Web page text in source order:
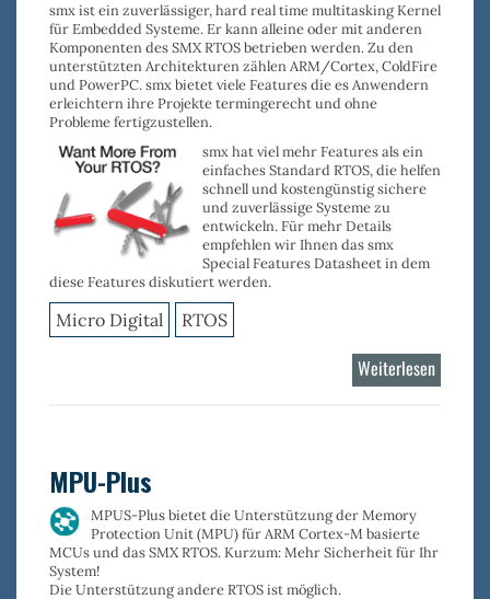
smx ist ein zuverlässiger, hard real time multitasking Kernel
für Embedded Systeme. Er kann alleine oder mit anderen
Komponenten des SMX RTOS betrieben werden. Zu den
unterstützten Architekturen zählen ARM/Cortex, ColdFire
und PowerPC. smx bietet viele Features die es Anwendern
erleichtern ihre Projekte termingerecht und ohne
Probleme fertigzustellen.
smxhat viel mehr Features als ein
einfaches Standard RTOS, die helfen
schnell und kostengünstig sichere
und zuverlässige Systeme zu
entwickeln. Für mehr Details
empfehlen wir Ihnen das smx
Special Features Datasheet in dem
diese Features diskutiert werden.
Micro Digital RTOS
Weiterlesen
smx
MPU-Plus
MPUS-Plus bietet die Unterstützung der Memory
Protection Unit (MPU) für ARM Cortex-M basierte
MCUs und das SMX RTOS. Kurzum: Mehr Sicherheit für Ihr
System!
Die Unterstützung andere RTOS ist möglich.